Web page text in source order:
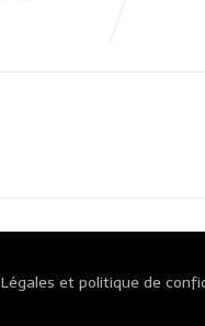
et politique de